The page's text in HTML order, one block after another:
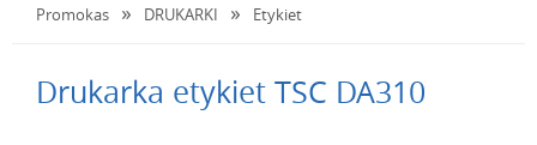
Promokas DRUKARKI Etykiet
Drukarka etykiet TSC DA310